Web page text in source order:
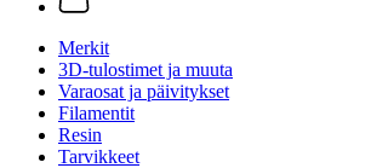
Merkit
3D-tulostimet ja muuta
Varaosat ja päivitykset
Filamentit
Resin
Tarvikkeet